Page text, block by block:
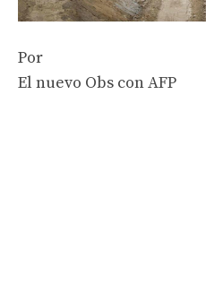
Por
El nuevo Obs con AFP